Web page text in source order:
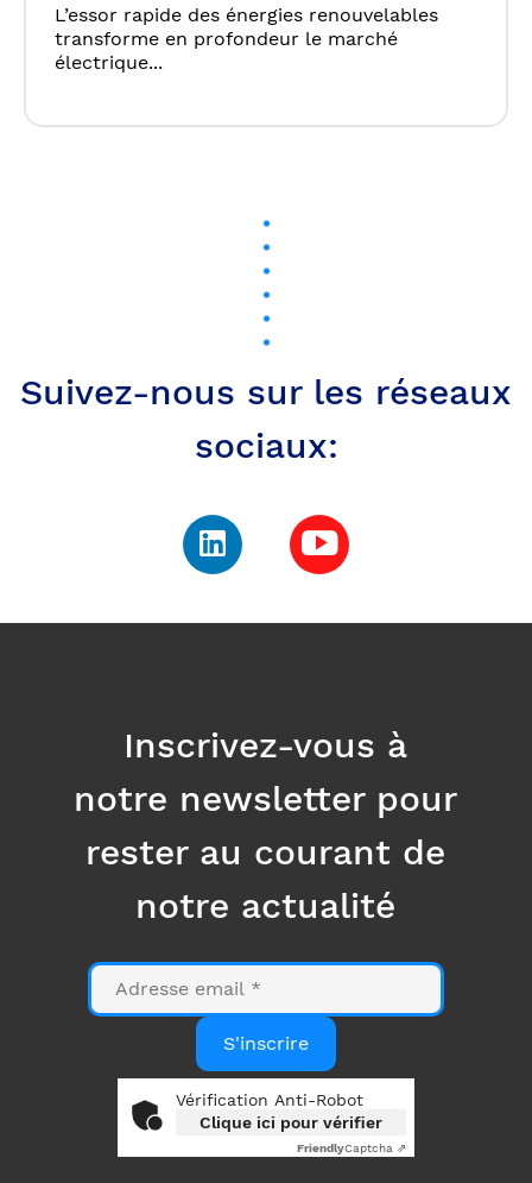
L’essor rapide des énergies renouvelables
transforme en profondeur le marché
électrique...
Suivez-nous sur les réseaux
sociaux:
Inscrivez-vous à
notre newsletter pour
rester au courant de
notre actualité
S'inscrire
Vérification Anti-Robot
Clique ici pour vérifier
FriendlyCaptcha ⇗